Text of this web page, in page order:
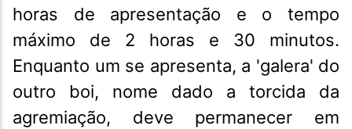
horas de apresentação e o tempo
máximo de 2 horas e 30 minutos.
Enquanto um se apresenta, a 'galera' do
outro boi, nome dado a torcida da
agremiação, deve permanecer em